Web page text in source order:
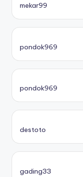
mekar99
pondok969
pondok969
destoto
gading33